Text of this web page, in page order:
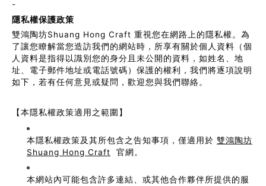
-
隱私權保護政策
雙鴻陶坊Shuang Hong Craft 重視您在網路上的隱私權。為
了讓您瞭解當您造訪我們的網站時，所享有關於個人資料（個
人資料是指得以識別您的身分且未公開的資料，如姓名、地
址、電子郵件地址或電話號碼）保護的權利，我們將逐項說明
如下，若有任何意見或疑問，歡迎您與我們聯絡。
【本隱私權政策適用之範圍】
本隱私權政策及其所包含之告知事項，僅適用於 雙鴻陶坊
Shuang Hong Craft 官網。
本網站內可能包含許多連結、或其他合作夥伴所提供的服